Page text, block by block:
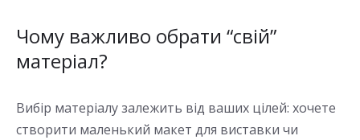
Чому важливо обрати “свій”
матеріал?
Вибір матеріалу залежить від ваших цілей: хочете
створити маленький макет для виставки чи